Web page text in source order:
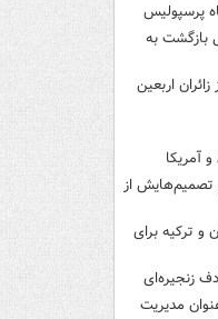
پرسپولیس
بازگشت به
اربعین
آمریکا
تصمیم‌هایش از
و ترکیه برای
مدیریت